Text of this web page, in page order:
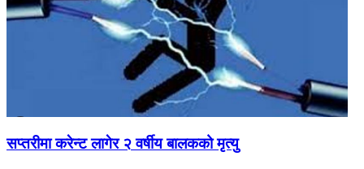
सप्तरीमा करेन्ट लागेर २ वर्षीय बालकको मृत्यु